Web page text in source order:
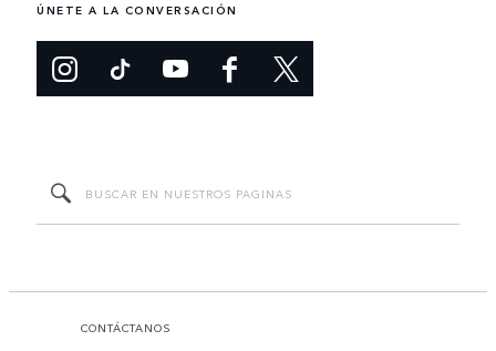
ÚNETE A LA CONVERSACIÓN
CONTÁCTANOS